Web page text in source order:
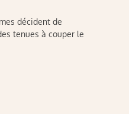
décident de
tenues à couper le